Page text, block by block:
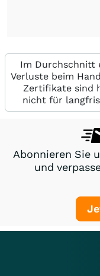
Im Durchschnitt
Verluste beim
Zertifikate sind
nicht für
Abonnieren Sie
und